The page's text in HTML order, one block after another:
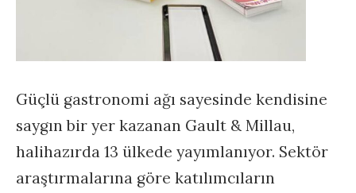
Güçlü gastronomi ağı sayesinde kendisine
saygın bir yer kazanan Gault & Millau,
halihazırda 13 ülkede yayımlanıyor. Sektör
araştırmalarına göre katılımcıların